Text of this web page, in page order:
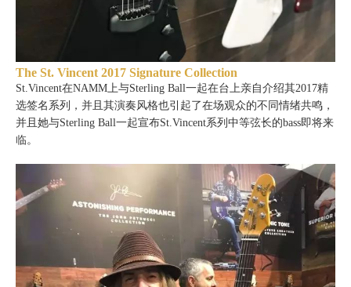
The St. Vincent 2017 Signature Collection
St.Vincent在NAMM上与Sterling Ball一起在台上亲自介绍其2017精
选签名系列，并且其演奏风格也引起了在场观众的不同情绪共鸣，
并且她与Sterling Ball一起宣布St.Vincent系列中等弦长的bass即将来
临。